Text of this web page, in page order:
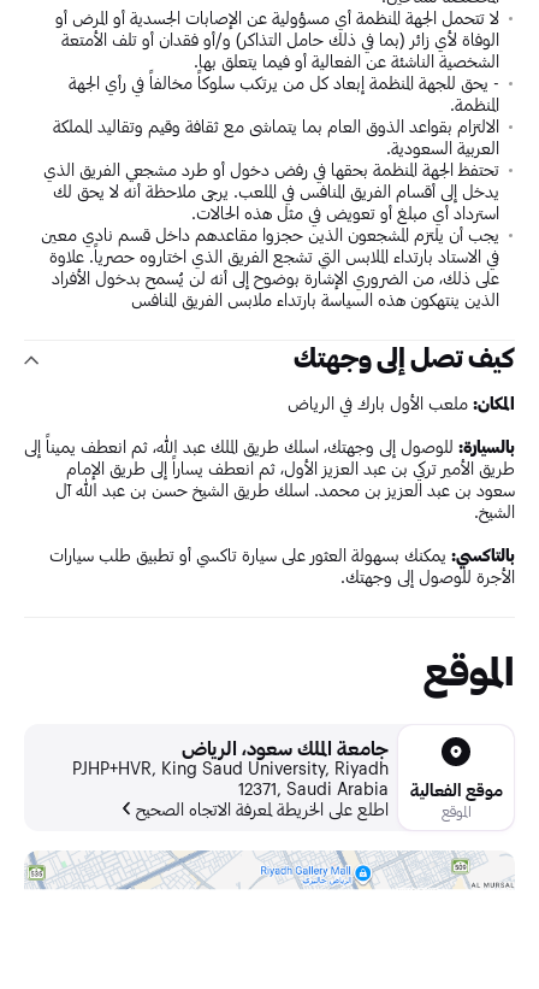
لا تتحمل الجهة المنظمة أي مسؤولية عن الإصابات الجسدية أو المرض أو
الوفاة لأي زائر (بما في ذلك حامل التذاكر) و/أو فقدان أو تلف الأمتعة
الشخصية الناشئة عن الفعالية أو فيما يتعلق بها.
- يحق للجهة المنظمة إبعاد كل من يرتكب سلوكاً مخالفاً في رأي الجهة
المنظمة.
الالتزام بقواعد الذوق العام بما يتماشى مع ثقافة وقيم وتقاليد المملكة
العربية السعودية.
تحتفظ الجهة المنظمة بحقها في رفض دخول أو طرد مشجعي الفريق الذي
يدخل إلى أقسام الفريق المنافس في الملعب. يرجى ملاحظة أنه لا يحق لك
استرداد أي مبلغ أو تعويض في مثل هذه الحالات.
يجب أن يلتزم المشجعون الذين حجزوا مقاعدهم داخل قسم نادي معين
في الاستاد بارتداء الملابس التي تشجع الفريق الذي اختاروه حصرياً. علاوة
على ذلك، من الضروري الإشارة بوضوح إلى أنه لن يُسمح بدخول الأفراد
الذين ينتهكون هذه السياسة بارتداء ملابس الفريق المنافس
كيف تصل إلى وجهتك
المكان: ملعب الأول بارك في الرياض
بالسيارة: للوصول إلى وجهتك، اسلك طريق الملك عبد الله، ثم انعطف يميناً إلى
طريق الأمير تركي بن عبد العزيز الأول، ثم انعطف يساراً إلى طريق الإمام
سعود بن عبد العزيز بن محمد. اسلك طريق الشيخ حسن بن عبد الله آل
الشيخ.
بالتاكسي: يمكنك بسهولة العثور على سيارة تاكسي أو تطبيق طلب سيارات
الأجرة للوصول إلى وجهتك.
الموقع
موقع الفعالية
الموقع
جامعة الملك سعود، الرياض
PJHP+HVR, King Saud University, Riyadh
12371, Saudi Arabia
اطلع على الخريطة لمعرفة الاتجاه الصحيح